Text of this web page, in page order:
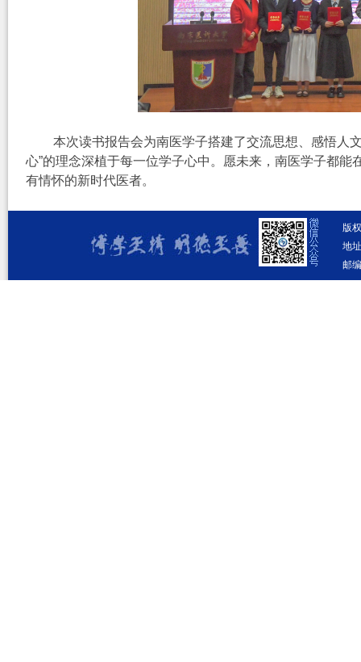
本次读书报告会为南医学子搭建了交流思想、感悟人
心”的理念深植于每一位学子心中。 愿未来，南医学子都能
有情怀的新时代医者。
版
地
邮